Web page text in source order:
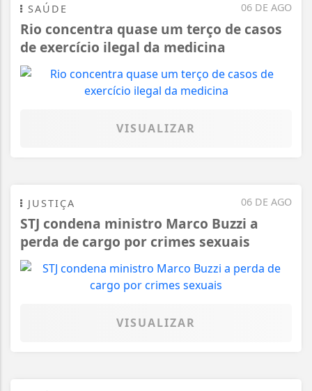
06 DE AGO
SAÚDE
Rio concentra quase um terço de casos
de exercício ilegal da medicina
VISUALIZAR
06 DE AGO
JUSTIÇA
STJ condena ministro Marco Buzzi a
perda de cargo por crimes sexuais
VISUALIZAR